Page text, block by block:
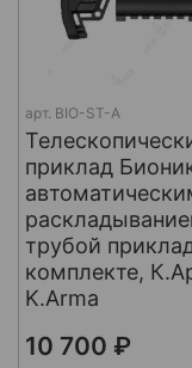
арт. BIO-ST-A
приклад
трубой
комплекте,
K.Arma
10 700 ₽